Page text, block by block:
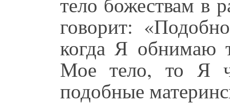
говорит:
когда Я обнимаю
Мое тело, то Я
подобные